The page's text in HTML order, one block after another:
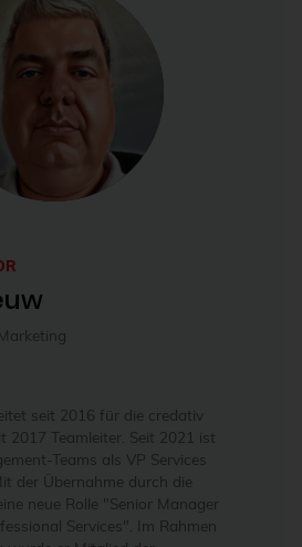
seit 2016 für die credativ
2017 Teamleiter. Seit 2021 ist
Teams als VP Services
der Übernahme durch die
neue Rolle "Senior Manager
Services". Im Rahmen